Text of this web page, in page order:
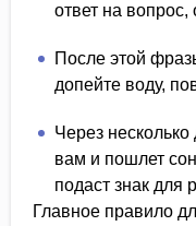
ответ на
После этой
допейте воду,
Через несколько
вам и пошлет
подаст знак
Главное правило